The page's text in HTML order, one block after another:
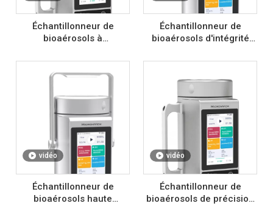
Échantillonneur de
bioaérosols à
avec batterie 220 V AC
Échantillonneur de
bioaérosols d'intégrité
batterie 220 V CA
vidéo
Échantillonneur de
bioaérosols haute
vidéo
Échantillonneur de
bioaérosols de précision